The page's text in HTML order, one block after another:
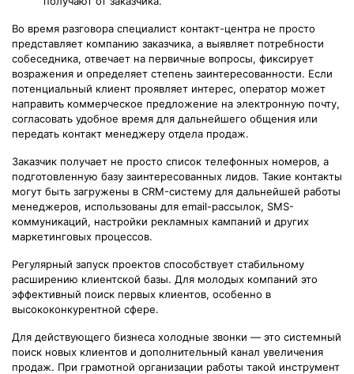
Во время разговора специалист контакт-центра не просто
представляет компанию заказчика, а выявляет потребности
собеседника, отвечает на первичные вопросы, фиксирует
возражения и определяет степень заинтересованности. Если
потенциальный клиент проявляет интерес, оператор может
направить коммерческое предложение на электронную почту,
согласовать удобное время для дальнейшего общения или
передать контакт менеджеру отдела продаж.
Заказчик получает не просто список телефонных номеров, а
подготовленную базу заинтересованных лидов. Такие контакты
могут быть загружены в CRM-систему для дальнейшей работы
менеджеров, использованы для email-рассылок, SMS-
коммуникаций, настройки рекламных кампаний и других
маркетинговых процессов.
Регулярный запуск проектов способствует стабильному
расширению клиентской базы. Для молодых компаний это
эффективный поиск первых клиентов, особенно в
высококонкурентной сфере.
Для действующего бизнеса холодные звонки — это системный
поиск новых клиентов и дополнительный канал увеличения
продаж. При грамотной организации работы такой инструмент